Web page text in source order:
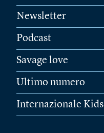
Newsletter
Podcast
Savage love
Ultimo numero
Internazionale Kids